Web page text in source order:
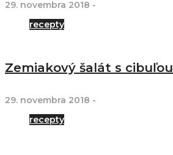
29. novembra 2018 -
recepty
Zemiakový šalát s cibuľou
29. novembra 2018 -
recepty